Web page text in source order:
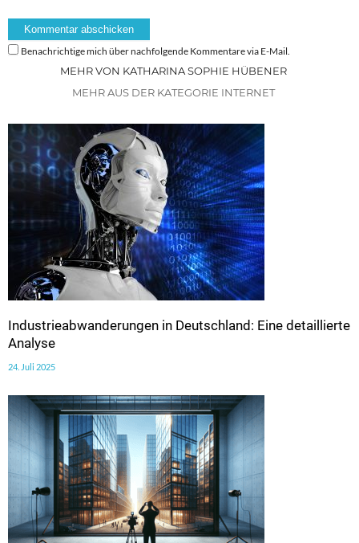
Benachrichtige mich über nachfolgende Kommentare via E-Mail.
MEHR VON KATHARINA SOPHIE HÜBENER
MEHR AUS DER KATEGORIE INTERNET
Industrieabwanderungen in Deutschland: Eine detaillierte
Analyse
24. Juli 2025